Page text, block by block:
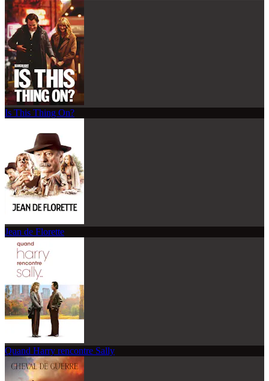
Is This Thing On?
Jean de Florette
Quand Harry rencontre Sally